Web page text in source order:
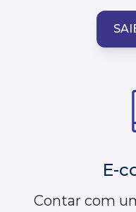
E-
Contar com